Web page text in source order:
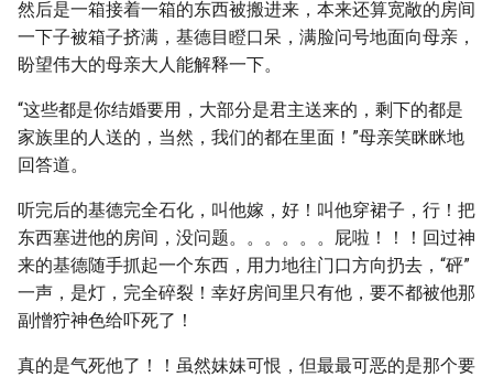
然后是一箱接着一箱的东西被搬进来，本来还算宽敞的房间
一下子被箱子挤满，基德目瞪口呆，满脸问号地面向母亲，
盼望伟大的母亲大人能解释一下。
“这些都是你结婚要用，大部分是君主送来的，剩下的都是
家族里的人送的，当然，我们的都在里面！”母亲笑眯眯地
回答道。
听完后的基德完全石化，叫他嫁，好！叫他穿裙子，行！把
东西塞进他的房间，没问题。。。。。。屁啦！！！回过神
来的基德随手抓起一个东西，用力地往门口方向扔去，“砰”
一声，是灯，完全碎裂！幸好房间里只有他，要不都被他那
副憎狞神色给吓死了！
真的是气死他了！！虽然妹妹可恨，但最最可恶的是那个要